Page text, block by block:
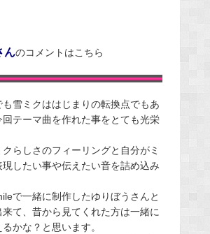
んのコメントはこちら
も雪ミクははじまりの転換点でもあ
回テーマ曲を作れた事をとても光栄
らしさのフィーリングと自分がミ
現したい事や伝えたい音を詰め込み
で一緒に制作したゆりぼうさんと
来て、昔から見てくれた方は一緒に
かな？と思います。